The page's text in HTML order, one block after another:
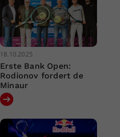
18.10.2025
Erste Bank Open:
Rodionov fordert de
Minaur